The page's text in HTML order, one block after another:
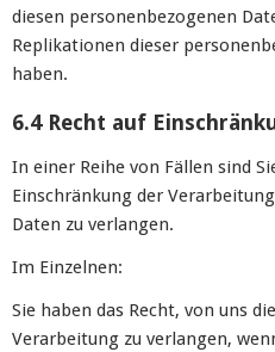
diesen personenbezogenen
Replikationen dieser
haben.
6.4 Recht auf
In einer Reihe von Fällen sind
Einschränkung der
Daten zu verlangen.
Im Einzelnen:
Sie haben das Recht, von uns
Verarbeitung zu verlangen,